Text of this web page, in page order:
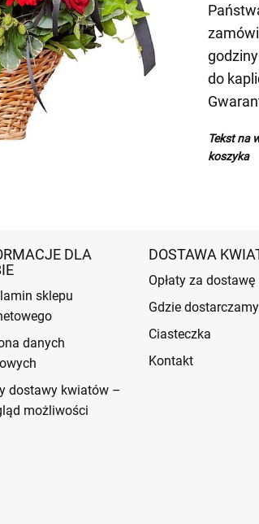
do
Tekst na
koszyka
DLA
sklepu
danych
dostawy kwiatów –
możliwości
DOSTAWA
Opłaty za dostawę
Gdzie
Ciasteczka
Kontakt